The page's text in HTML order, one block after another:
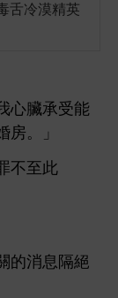
舌冷漠精英
臟承受能
。」
至此
消息隔絕